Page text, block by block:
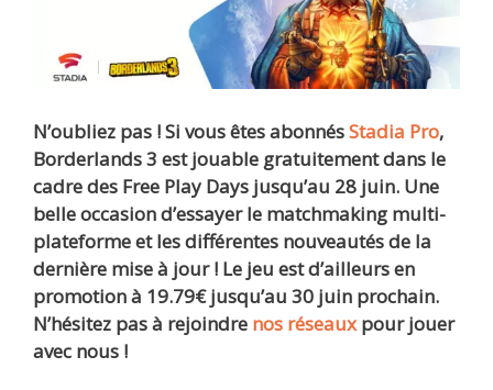
N’oubliez pas ! Si vous êtes abonnésStadia Pro,
Borderlands 3 est jouable gratuitement dans le
cadre des Free Play Days jusqu’au 28 juin. Une
belle occasion d’essayer le matchmaking multi-
plateforme et les différentes nouveautés de la
dernière mise à jour ! Le jeu est d’ailleurs en
promotion à 19.79€ jusqu’au 30 juin prochain.
N’hésitez pas à rejoindre nos réseauxpour jouer
avec nous !